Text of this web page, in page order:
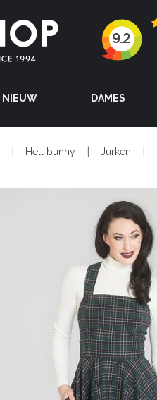
NIEUW DAMES
Hell bunny Jurken